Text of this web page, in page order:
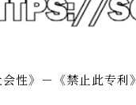
性》－《禁止此专利》